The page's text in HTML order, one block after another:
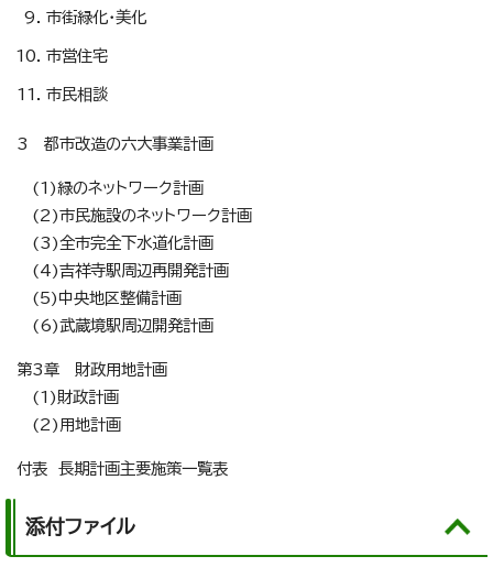
市街緑化・美化
市営住宅
市民相談
3 都市改造の六大事業計画
(1)緑のネットワーク計画
(2)市民施設のネットワーク計画
(3)全市完全下水道化計画
(4)吉祥寺駅周辺再開発計画
(5)中央地区整備計画
(6)武蔵境駅周辺開発計画
第3章 財政用地計画
(1)財政計画
(2)用地計画
付表 長期計画主要施策一覧表
添付ファイル